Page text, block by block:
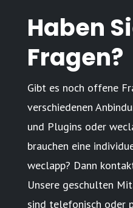
Haben
Fragen?
Gibt es noch offene
verschiedenen
und Plugins oder
brauchen eine
weclapp? Dann
Unsere geschulten
sind telefonisch oder